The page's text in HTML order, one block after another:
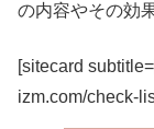
の内容やその効
[sitecard
izm.com/check-